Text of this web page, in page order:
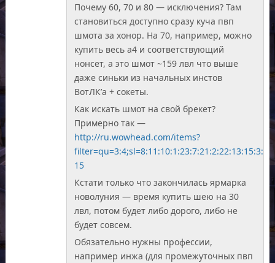
Почему 60, 70 и 80 — исключения? Там
становиться доступно сразу куча пвп
шмота за хонор. На 70, например, можно
купить весь а4 и соответствующий
нонсет, а это шмот ~159 лвл что выше
даже синьки из начальных инстов
ВотЛК’а + сокеты.
Как искать шмот на свой брекет?
Примерно так —
http://ru.wowhead.com/items?
15
Кстати только что закончилась ярмарка
новолуния — время купить шею на 30
лвл, потом будет либо дорого, либо не
будет совсем.
Обязательно нужны профессии,
например инжа (для промежуточных пвп